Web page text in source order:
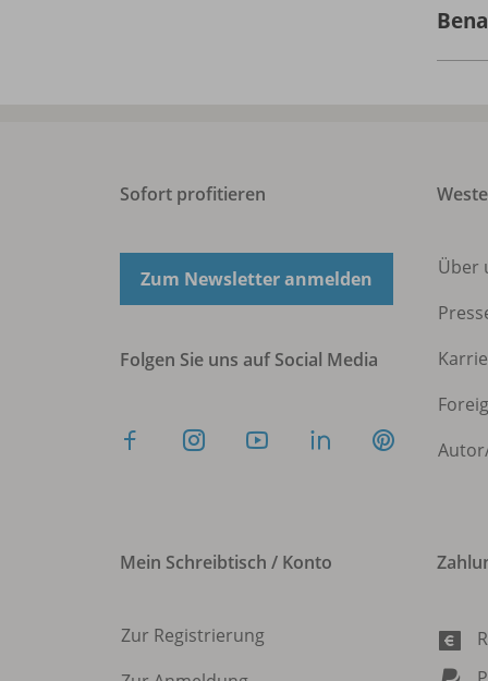
Sofort profitieren
Zum Newsletter anmelden
Folgen Sie uns auf Social Media
Über
Mein Schreibtisch / Konto
Zur Registrierung